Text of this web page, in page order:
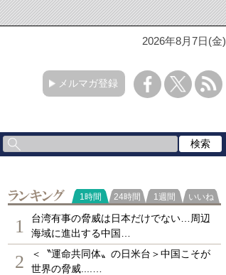
2026年8月7日(金)
メルマガ登録
ランキング
1時間 24時間 1週間 いいね
1
台湾有事の脅威は日本だけでない…周辺
海域に進出する中国…
2
＜〝運命共同体〟の日米台＞中国こそが
世界の脅威....…